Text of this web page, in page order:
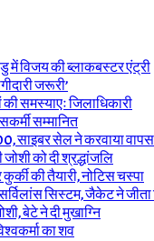
में विजय की ब्लाकबस्टर एंट्री
जरूरी’
की समस्याएः जिलाधिकारी
सम्मानित
साइबर सेल ने करवाया वापस
को दी श्रद्धांजलि
की तैयारी, नोटिस चस्पा
सिस्टम, जैकेट ने जीता
बेटे ने दी मुखाग्नि
का शव